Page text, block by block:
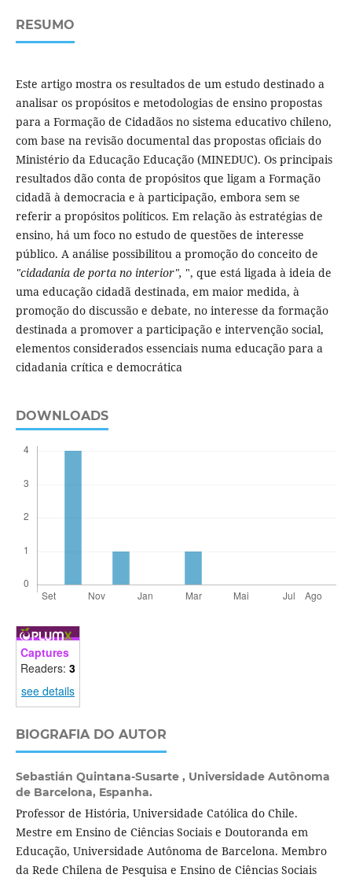
RESUMO
Este artigo mostra os resultados de um estudo destinado a
analisar os propósitos e metodologias de ensino propostas
para a Formação de Cidadãos no sistema educativo chileno,
com base na revisão documental das propostas oficiais do
Ministério da Educação Educação (MINEDUC). Os principais
resultados dão conta de propósitos que ligam a Formação
cidadã à democracia e à participação, embora sem se
referir a propósitos políticos. Em relação às estratégias de
ensino, há um foco no estudo de questões de interesse
público. A análise possibilitou a promoção do conceito de
"cidadania de porta no interior", ", que está ligada à ideia de
uma educação cidadã destinada, em maior medida, à
promoção do discussão e debate, no interesse da formação
destinada a promover a participação e intervenção social,
elementos considerados essenciais numa educação para a
cidadania crítica e democrática
DOWNLOADS
Captures
Readers: 3
see details
BIOGRAFIA DO AUTOR
Sebastián Quintana-Susarte , Universidade Autônoma
de Barcelona, Espanha.
Professor de História, Universidade Católica do Chile.
Mestre em Ensino de Ciências Sociais e Doutoranda em
Educação, Universidade Autônoma de Barcelona. Membro
da Rede Chilena de Pesquisa e Ensino de Ciências Sociais